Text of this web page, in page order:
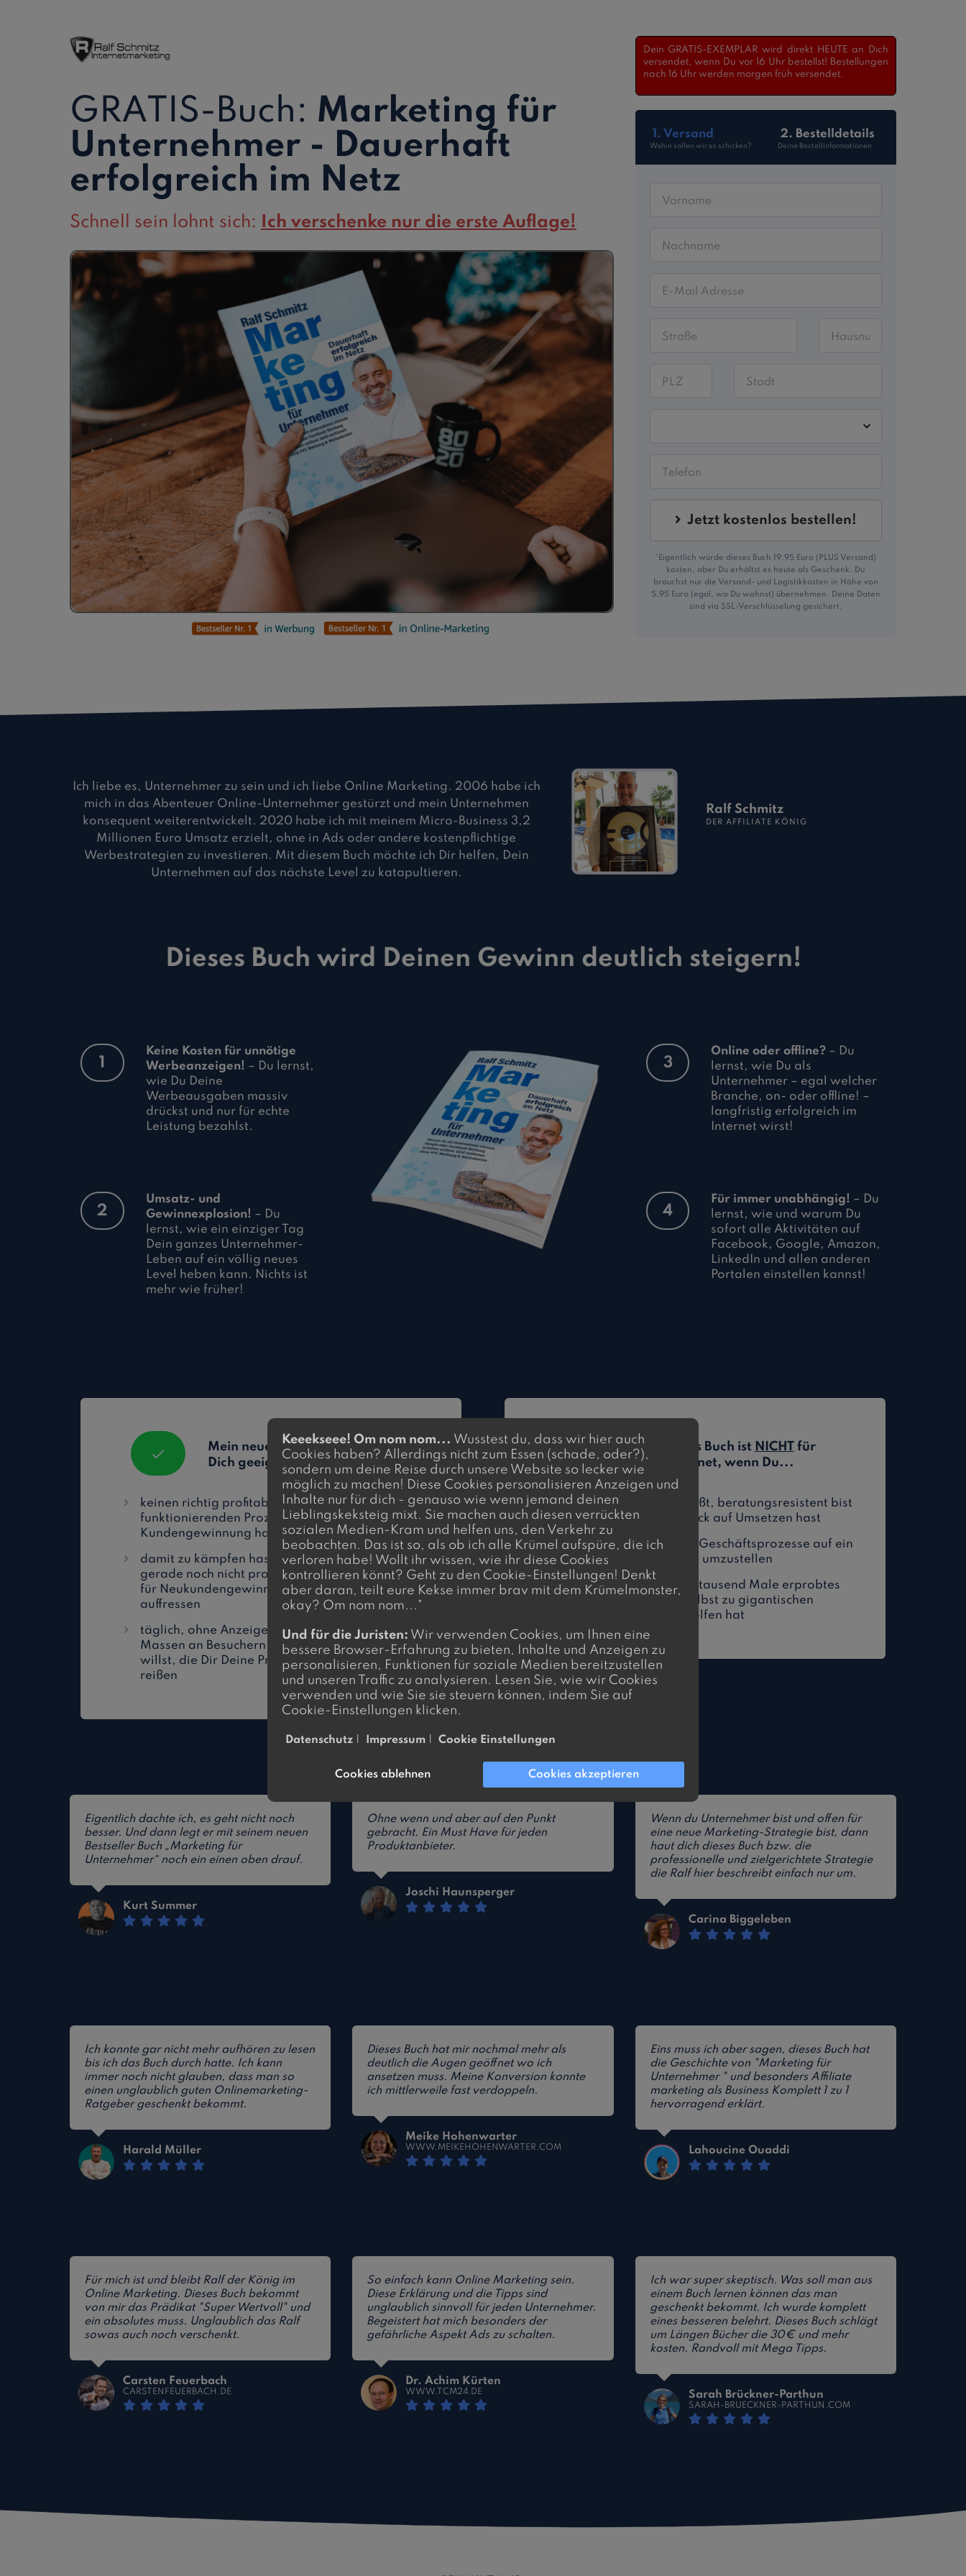
GRATIS-Buch: Marketing für
Unternehmer - Dauerhaft
erfolgreich im Netz
Schnell sein lohnt sich: Ich verschenke nur die erste Auflage!
Dein GRATIS-EXEMPLAR wird direkt HEUTE an Dich
versendet, wenn Du vor 16 Uhr bestellst! Bestellungen
nach 16 Uhr werden morgen früh versendet.
1. Versand
Wohin sollen wir es schicken?
2. Bestelldetails
Deine Bestellinformationen
Jetzt kostenlos bestellen!
*Eigentlich würde dieses Buch 19.95 Euro (PLUS Versand)
kosten, aber Du erhältst es heute als Geschenk. Du
brauchst nur die Versand- und Logistikkosten in Höhe von
5,95 Euro (egal, wo Du wohnst) übernehmen. Deine Daten
sind via SSL-Verschlüsselung gesichert.
Ich liebe es, Unternehmer zu sein und ich liebe Online Marketing. 2006 habe ich
mich in das Abenteuer Online-Unternehmer gestürzt und mein Unternehmen
konsequent weiterentwickelt. 2020 habe ich mit meinem Micro-Business 3,2
Millionen Euro Umsatz erzielt, ohne in Ads oder andere kostenpflichtige
Werbestrategien zu investieren. Mit diesem Buch möchte ich Dir helfen, Dein
Unternehmen auf das nächste Level zu katapultieren.
Ralf Schmitz
DER AFFILIATE KÖNIG
Dieses Buch wird Deinen Gewinn deutlich steigern!
1
Keine Kosten für unnötige
Werbeanzeigen! – Du lernst,
wie Du Deine
Werbeausgaben massiv
drückst und nur für echte
Leistung bezahlst.
2
Umsatz- und
Gewinnexplosion! – Du
lernst, wie ein einziger Tag
Dein ganzes Unternehmer-
Leben auf ein völlig neues
Level heben kann. Nichts ist
mehr wie früher!
3
Online oder offline? – Du
lernst, wie Du als
Unternehmer – egal welcher
Branche, on- oder offline! –
langfristig erfolgreich im
Internet wirst!
4
Für immer unabhängig! – Du
lernst, wie und warum Du
sofort alle Aktivitäten auf
Facebook, Google, Amazon,
LinkedIn und allen anderen
Portalen einstellen kannst!
Mein neues Buch ist perfekt für
Dich geeignet, wenn Du...
keinen richtig profitablen und dauerhaft
funktionierenden Prozess für automatisierte
Kundengewinnung hast
damit zu kämpfen hast, dass Dein Business
gerade noch nicht profitabel ist und Deine Kosten
für Neukundengewinnung Deine Einnahmen
auffressen
täglich, ohne Anzeigen zu schalten, kaufbereite
Massen an Besuchern auf Deiner Webseite haben
willst, die Dir Deine Produkte aus den Händen
reißen
Mein neues Buch ist NICHTfür
Dich geeignet, wenn Du...
immer alles besser weißt, beratungsresistent bist
und sowieso keinen Bock auf Umsetzen hast
nicht bereit bist, Deine Geschäftsprozesse auf ein
dauerhaftes Wachstum umzustellen
nicht offen für ein viele tausend Male erprobtes
System bist, das mir selbst zu gigantischen
Umsatzsprüngen verholfen hat
Eigentlich dachte ich, es geht nicht noch
besser. Und dann legt er mit seinem neuen
Bestseller Buch „Marketing für
Unternehmer“ noch ein einen oben drauf.
Kurt Summer
Ohne wenn und aber auf den Punkt
gebracht. Ein Must Have für jeden
Produktanbieter.
Joschi Haunsperger
Wenn du Unternehmer bist und offen für
eine neue Marketing-Strategie bist, dann
haut dich dieses Buch bzw. die
professionelle und zielgerichtete Strategie
die Ralf hier beschreibt einfach nur um.
Carina Biggeleben
Ich konnte gar nicht mehr aufhören zu lesen
bis ich das Buch durch hatte. Ich kann
immer noch nicht glauben, dass man so
einen unglaublich guten Onlinemarketing-
Ratgeber geschenkt bekommt.
Harald Müller
Dieses Buch hat mir nochmal mehr als
deutlich die Augen geöffnet wo ich
ansetzen muss. Meine Konversion konnte
ich mittlerweile fast verdoppeln.
Meike Hohenwarter
WWW.MEIKEHOHENWARTER.COM
Eins muss ich aber sagen, dieses Buch hat
die Geschichte von "Marketing für
Unternehmer " und besonders Affiliate
marketing als Business Komplett 1 zu 1
hervorragend erklärt.
Lahoucine Ouaddi
Für mich ist und bleibt Ralf der König im
Online Marketing. Dieses Buch bekommt
von mir das Prädikat "Super Wertvoll" und
ein absolutes muss. Unglaublich das Ralf
sowas auch noch verschenkt.
Carsten Feuerbach
CARSTENFEUERBACH.DE
So einfach kann Online Marketing sein.
Diese Erklärung und die Tipps sind
unglaublich sinnvoll für jeden Unternehmer.
Begeistert hat mich besonders der
gefährliche Aspekt Ads zu schalten.
Dr. Achim Kürten
WWW.TCM24.DE
Ich war super skeptisch. Was soll man aus
einem Buch lernen können das man
geschenkt bekommt. Ich wurde komplett
eines besseren belehrt. Dieses Buch schlägt
um Längen Bücher die 30€ und mehr
kosten. Randvoll mit Mega Tipps.
Sarah Brückner-Parthun
SARAH-BRUECKNER-PARTHUN.COM
Keeekseee! Om nom nom... Wusstest du, dass wir hier auch
Cookies haben? Allerdings nicht zum Essen (schade, oder?),
sondern um deine Reise durch unsere Website so lecker wie
möglich zu machen! Diese Cookies personalisieren Anzeigen und
Inhalte nur für dich - genauso wie wenn jemand deinen
Lieblingskeksteig mixt. Sie machen auch diesen verrückten
sozialen Medien-Kram und helfen uns, den Verkehr zu
beobachten. Das ist so, als ob ich alle Krümel aufspüre, die ich
verloren habe! Wollt ihr wissen, wie ihr diese Cookies
kontrollieren könnt? Geht zu den Cookie-Einstellungen! Denkt
aber daran, teilt eure Kekse immer brav mit dem Krümelmonster,
okay? Om nom nom..."
Und für die Juristen: Wir verwenden Cookies, um Ihnen eine
bessere Browser-Erfahrung zu bieten, Inhalte und Anzeigen zu
personalisieren, Funktionen für soziale Medien bereitzustellen
und unseren Traffic zu analysieren. Lesen Sie, wie wir Cookies
verwenden und wie Sie sie steuern können, indem Sie auf
Cookie-Einstellungen klicken.
Datenschutz Impressum Cookie Einstellungen
Cookies ablehnen Cookies akzeptieren